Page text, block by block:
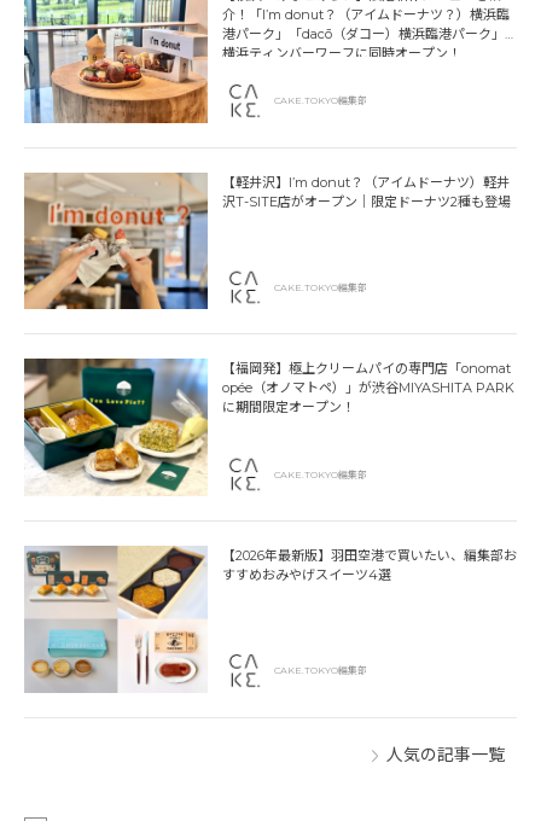
介！「I’m donut？（アイムドーナツ？）横浜臨
港パーク」「dacō（ダコー）横浜臨港パーク」
横浜ティンバーワーフに同時オープン！
CAKE.TOKYO編集部
【軽井沢】I’m donut？（アイムドーナツ）軽井
沢T-SITE店がオープン｜限定ドーナツ2種も登場
CAKE.TOKYO編集部
【福岡発】極上クリームパイの専門店「onomat
opée（オノマトペ）」が渋谷MIYASHITA PARK
に期間限定オープン！
CAKE.TOKYO編集部
【2026年最新版】羽田空港で買いたい、編集部お
すすめおみやげスイーツ4選
CAKE.TOKYO編集部
人気の記事一覧